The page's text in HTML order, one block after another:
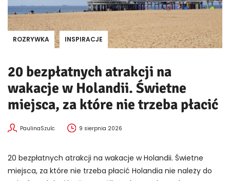
ROZRYWKA INSPIRACJE
20 bezpłatnych atrakcji na
wakacje w Holandii. Świetne
miejsca, za które nie trzeba płacić
PaulinaSzulc 9 sierpnia 2026
20 bezpłatnych atrakcji na wakacje w Holandii. Świetne
miejsca, za które nie trzeba płacić Holandia nie należy do